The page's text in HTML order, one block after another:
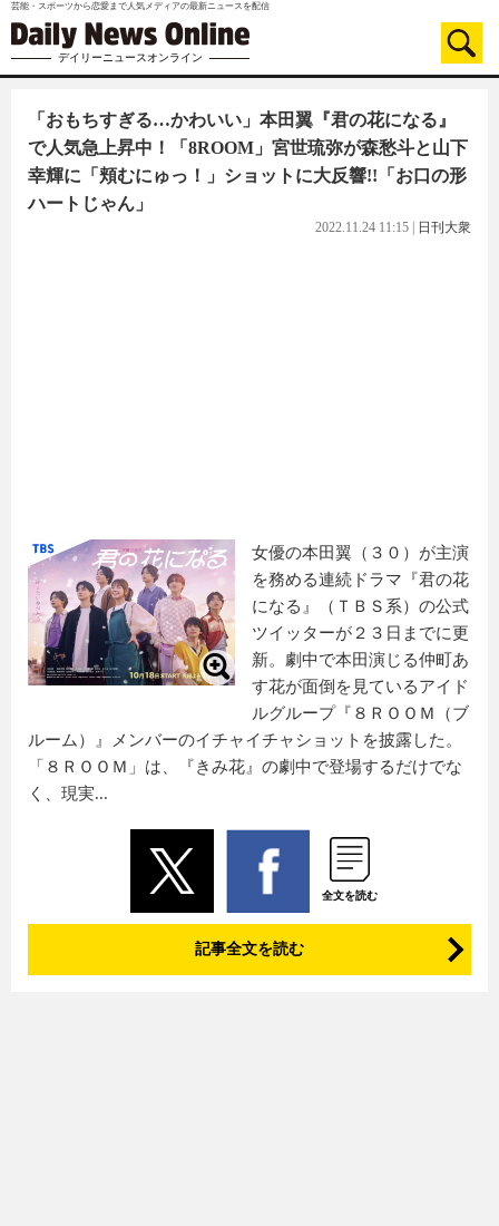
芸能・スポーツから恋愛まで人気メディアの最新ニュースを配信
デイリーニュースオンライン
「おもちすぎる…かわいい」本田翼『君の花になる』
で人気急上昇中！「8ROOM」宮世琉弥が森愁斗と山下
幸輝に「頬むにゅっ！」ショットに大反響!!「お口の形
ハートじゃん」
2022.11.24 11:15 日刊大衆
女優の本田翼（３０）が主演
を務める連続ドラマ『君の花
になる』（ＴＢＳ系）の公式
ツイッターが２３日までに更
新。劇中で本田演じる仲町あ
す花が面倒を見ているアイド
ルグループ『８ＲＯＯＭ（ブ
ルーム）』メンバーのイチャイチャショットを披露した。
「８ＲＯＯＭ」は、『きみ花』の劇中で登場するだけでな
く、現実...
全文を読む
記事全文を読む